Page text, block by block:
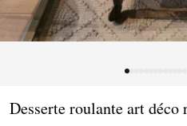
Desserte roulante art déco